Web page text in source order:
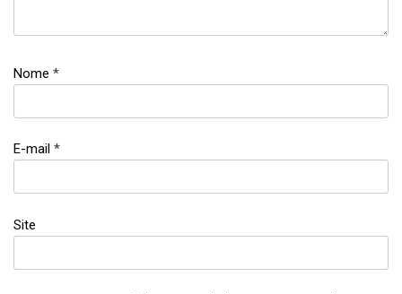
Nome *
E-mail *
Site